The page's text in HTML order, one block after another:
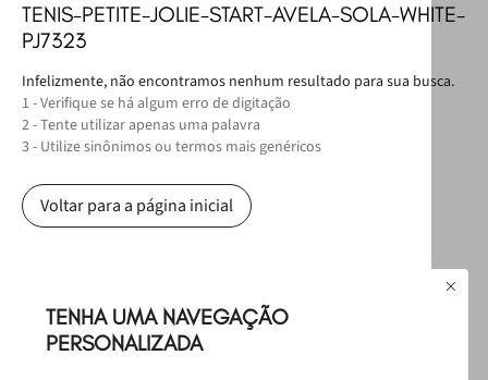
TENHA UMA NAVEGAÇÃO
PERSONALIZADA
TENIS-PETITE-JOLIE-START-AVELA-SOLA-WHITE-
PJ7323
Infelizmente, não encontramos nenhum resultado para sua busca.
1 - Verifique se há algum erro de digitação
2 - Tente utilizar apenas uma palavra
3 - Utilize sinônimos ou termos mais genéricos
Voltar para a página inicial